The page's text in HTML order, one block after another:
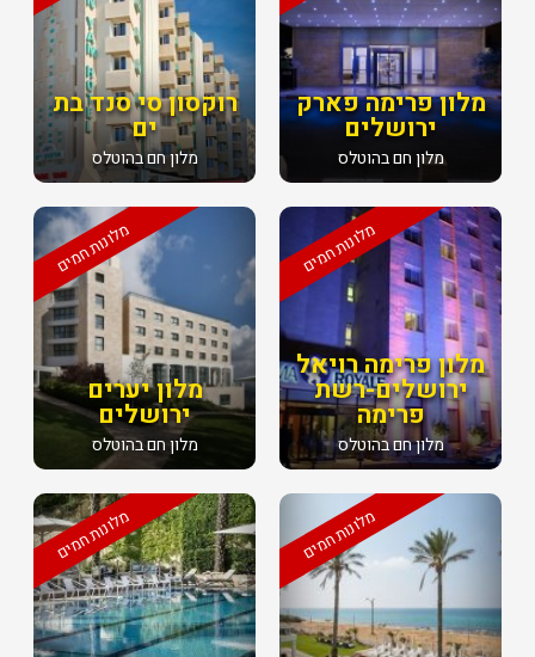
רוקסון סי סנד בת
ים
מלון חם בהוטלס
מלון פרימה פארק
ירושלים
מלון חם בהוטלס
מלונות חמים
מלון יערים
ירושלים
מלון חם בהוטלס
מלונות חמים
מלון פרימה רויאל
ירושלים-רשת
פרימה
מלון חם בהוטלס
מלונות חמים מלונות חמים